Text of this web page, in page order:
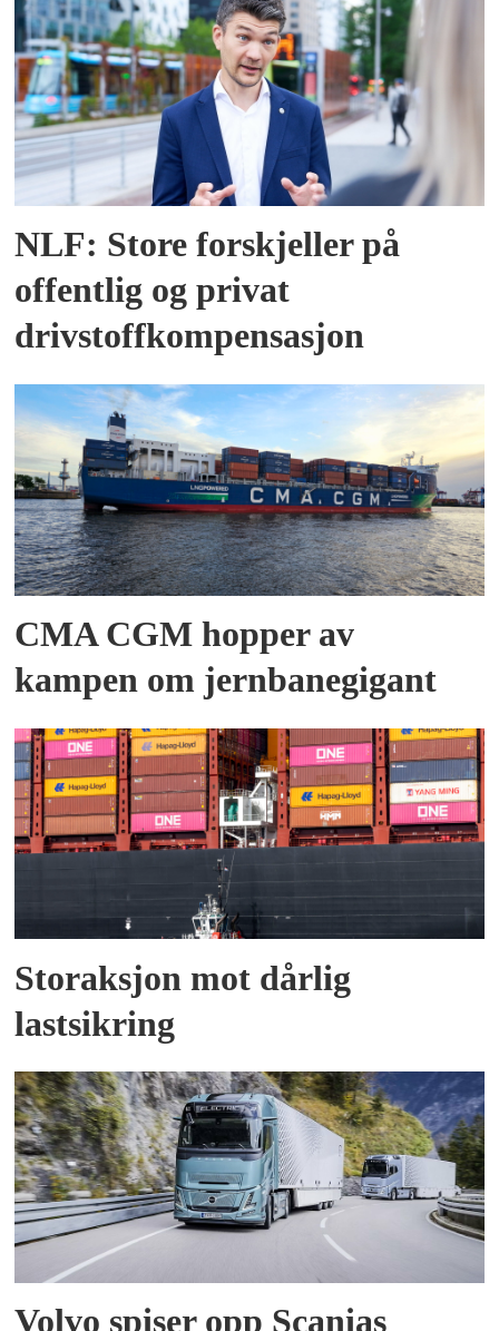
NLF: Store forskjeller på
offentlig og privat
drivstoffkompensasjon
CMA CGM hopper av
kampen om jernbanegigant
Storaksjon mot dårlig
lastsikring
Volvo spiser opp Scanias